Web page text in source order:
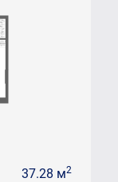
37.28 м2